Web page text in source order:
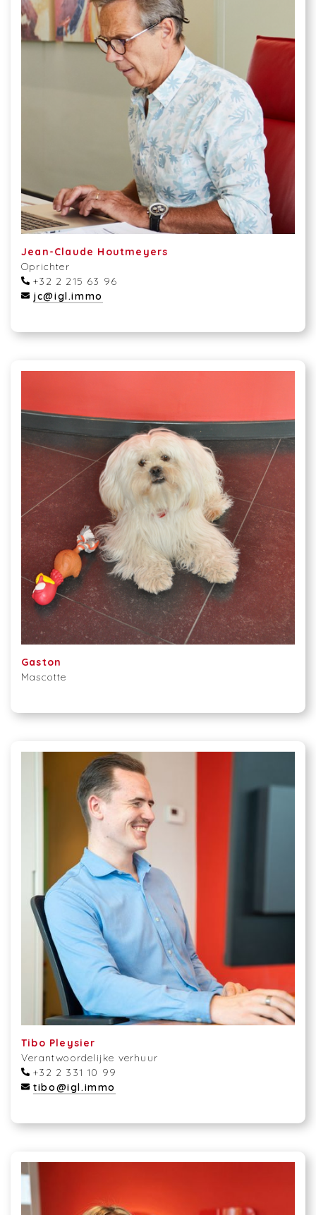
Jean-Claude Houtmeyers
Oprichter
+32 2 215 63 96
jc@igl.immo
Gaston
Mascotte
Tibo Pleysier
Verantwoordelijke verhuur
+32 2 331 10 99
tibo@igl.immo